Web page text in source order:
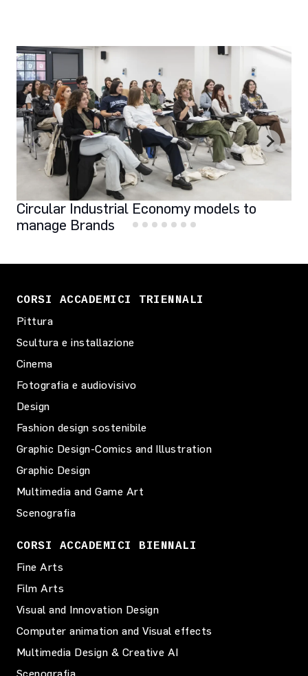
Circular Industrial Economy models to
manage Brands
CORSI ACCADEMICI TRIENNALI
Pittura
Scultura e installazione
Cinema
Fotografia e audiovisivo
Design
Fashion design sostenibile
Graphic Design-Comics and Illustration
Graphic Design
Multimedia and Game Art
Scenografia
CORSI ACCADEMICI BIENNALI
Fine Arts
Film Arts
Visual and Innovation Design
Computer animation and Visual effects
Multimedia Design & Creative AI
Scenografia